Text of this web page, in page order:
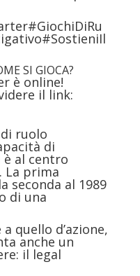
#GiochiDiRu
#SostieniIl
SI GIOCA?
è online!
il link:
ruolo
di
al centro
La prima
seconda al 1989
di una
quello d’azione,
anche un
il legal